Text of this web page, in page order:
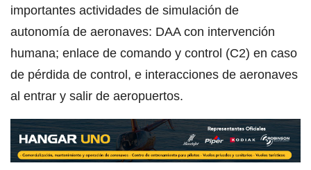
importantes actividades de simulación de
autonomía de aeronaves: DAA con intervención
humana; enlace de comando y control (C2) en caso
de pérdida de control, e interacciones de aeronaves
al entrar y salir de aeropuertos.